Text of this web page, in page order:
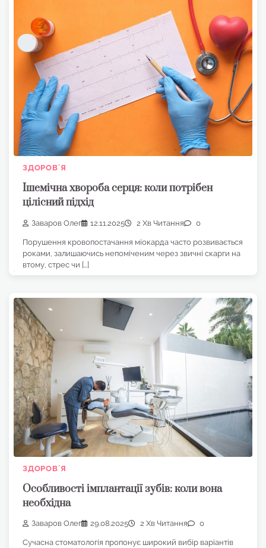
ЗДОРОВʼЯ
Ішемічна хвороба серця: коли потрібен
цілісний підхід
Заваров Олег 12.11.2025 2 Хв Читання 0
Порушення кровопостачання міокарда часто розвивається
роками, залишаючись непоміченим через звичні скарги на
втому, стрес чи […]
ЗДОРОВʼЯ
Особливості імплантації зубів: коли вона
необхідна
Заваров Олег 29.08.2025 2 Хв Читання 0
Сучасна стоматологія пропонує широкий вибір варіантів